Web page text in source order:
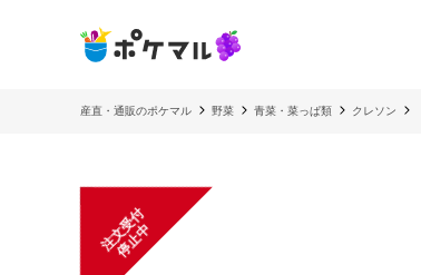
産直・通販のポケマル 野菜 青菜・菜っぱ類 クレソン
注
文
受
付
停
止
中